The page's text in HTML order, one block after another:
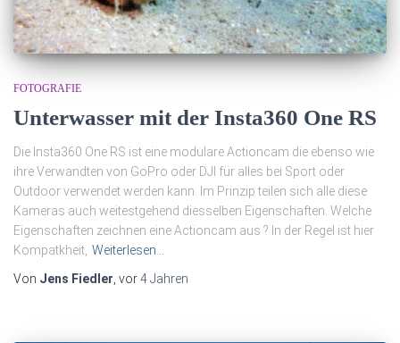
FOTOGRAFIE
Unterwasser mit der Insta360 One RS
Die Insta360 One RS ist eine modulare Actioncam die ebenso wie
ihre Verwandten von GoPro oder DJI für alles bei Sport oder
Outdoor verwendet werden kann. Im Prinzip teilen sich alle diese
Kameras auch weitestgehend diesselben Eigenschaften. Welche
Eigenschaften zeichnen eine Actioncam aus ? In der Regel ist hier
Kompatkheit, Weiterlesen…
Von Jens Fiedler , vor4 Jahren